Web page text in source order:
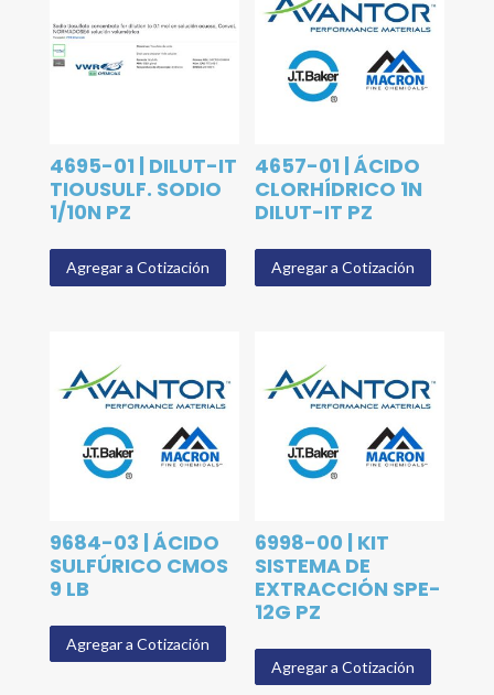
4695-01 | DILUT-IT
TIOUSULF. SODIO
1/10N PZ
Agregar a Cotización
4657-01 | ÁCIDO
CLORHÍDRICO 1N
DILUT-IT PZ
Agregar a Cotización
9684-03 | ÁCIDO
SULFÚRICO CMOS
9 LB
Agregar a Cotización
6998-00 | KIT
SISTEMA DE
EXTRACCIÓN SPE-
12G PZ
Agregar a Cotización